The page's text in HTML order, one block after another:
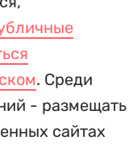
. Среди
- размещать
сайтах